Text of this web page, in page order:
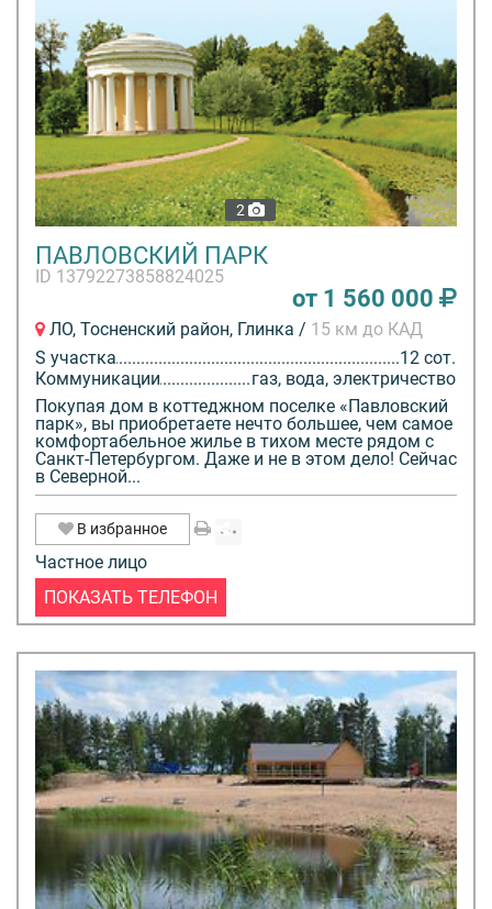
2
ПАВЛОВСКИЙ ПАРК
ID 13792273858824025
от 1 560 000
ЛО, Тосненский район, Глинка / 15 км до КАД
S участка
12 сот.
Коммуникации
газ, вода, электричество
Покупая дом в коттеджном поселке «Павловский
парк», вы приобретаете нечто большее, чем самое
комфортабельное жилье в тихом месте рядом с
Санкт-Петербургом. Даже и не в этом дело! Сейчас
в Северной...
В избранное
Частное лицо
ПОКАЗАТЬ ТЕЛЕФОН